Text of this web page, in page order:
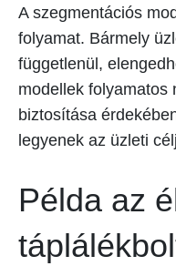
A szegmentációs
folyamat. Bármely
függetlenül,
modellek folyamatos
biztosítása
legyenek az üzleti
Példa az